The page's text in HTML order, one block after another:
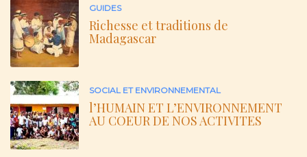
GUIDES
Richesse et traditions de
Madagascar
SOCIAL ET ENVIRONNEMENTAL
l’HUMAIN ET L’ENVIRONNEMENT
AU COEUR DE NOS ACTIVITES